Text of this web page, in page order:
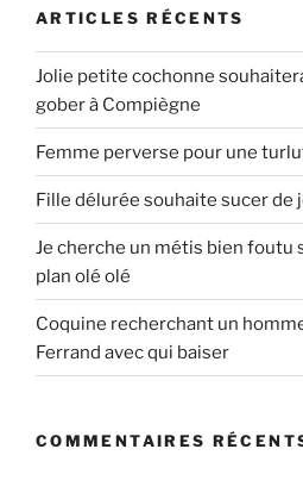
ARTICLES RÉCENTS
Jolie petite cochonne
gober à Compiègne
Femme perverse pour une
Fille délurée souhaite sucer de
Je cherche un métis bien foutu
plan olé olé
Coquine recherchant un
Ferrand avec qui baiser
COMMENTAIRES